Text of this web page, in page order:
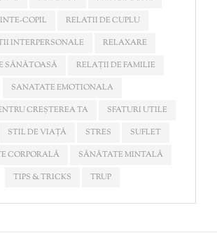
COPIL
RELATII DE CUPLU
INTERPERSONALE
RELAXARE
SĂNĂTOASĂ
RELAȚII DE FAMILIE
SANATATE EMOTIONALA
CREȘTEREA TA
SFATURI UTILE
STIL DE VIAȚĂ STRES
SUFLET
CORPORALĂ
SĂNĂTATE MINTALĂ
TIPS & TRICKS
TRUP